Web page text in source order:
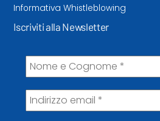
Informativa Whistleblowing
Iscriviti alla Newsletter